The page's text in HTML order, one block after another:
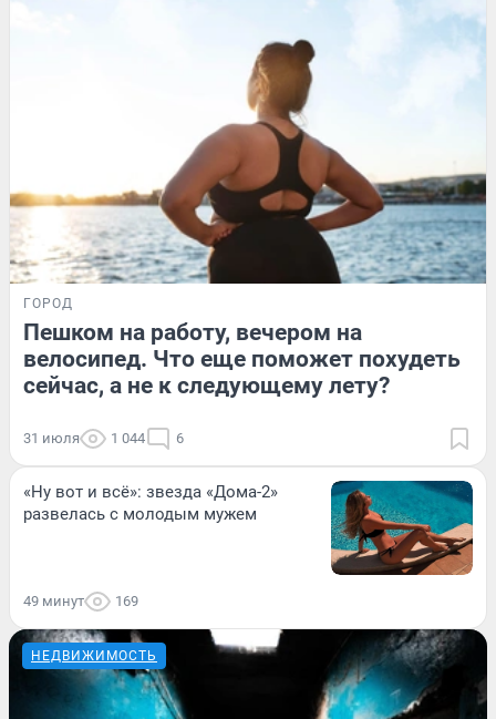
ГОРОД
Пешком на работу, вечером на
велосипед. Что еще поможет похудеть
сейчас, а не к следующему лету?
31 июля 1 044 6
«Ну вот и всё»: звезда «Дома-2»
развелась с молодым мужем
49 минут 169
НЕДВИЖИМОСТЬ